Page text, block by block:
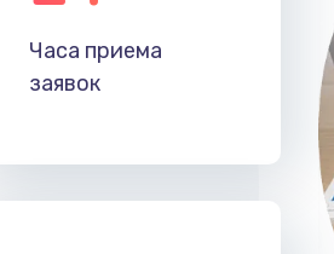
Часа приема
заявок